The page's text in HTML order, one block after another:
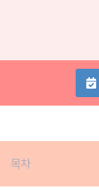
목차